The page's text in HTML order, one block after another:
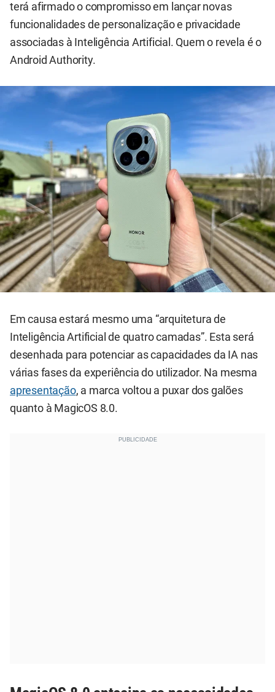
terá afirmado o compromisso em lançar novas
funcionalidades de personalização e privacidade
associadas à Inteligência Artificial. Quem o revela é o
Android Authority.
Em causa estará mesmo uma “arquitetura de
Inteligência Artificial de quatro camadas”. Esta será
desenhada para potenciar as capacidades da IA nas
várias fases da experiência do utilizador. Na mesma
apresentação, a marca voltou a puxar dos galões
quanto à MagicOS 8.0.